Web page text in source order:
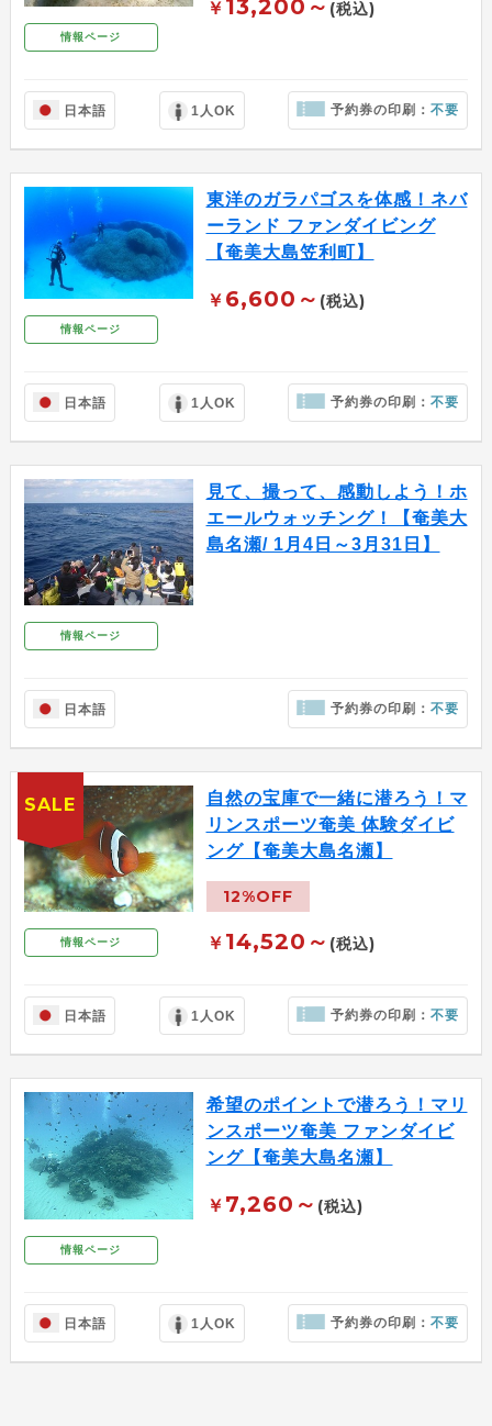
情報ページ
￥ 13,200～ (税込)
日本語 1人OK 予約券の印刷：不要
情報ページ
東洋のガラパゴスを体感！ネバ
ーランド ファンダイビング
【奄美大島笠利町】
￥ 6,600～ (税込)
日本語 1人OK 予約券の印刷：不要
情報ページ
見て、撮って、感動しよう！ホ
エールウォッチング！【奄美大
島名瀬/ 1月4日～3月31日】
日本語 予約券の印刷：不要
情報ページ
自然の宝庫で一緒に潜ろう！マ
リンスポーツ奄美 体験ダイビ
ング【奄美大島名瀬】
12%OFF
￥ 14,520～ (税込)
日本語 1人OK 予約券の印刷：不要
SALE
情報ページ
希望のポイントで潜ろう！マリ
ンスポーツ奄美 ファンダイビ
ング【奄美大島名瀬】
￥ 7,260～ (税込)
日本語 1人OK 予約券の印刷：不要